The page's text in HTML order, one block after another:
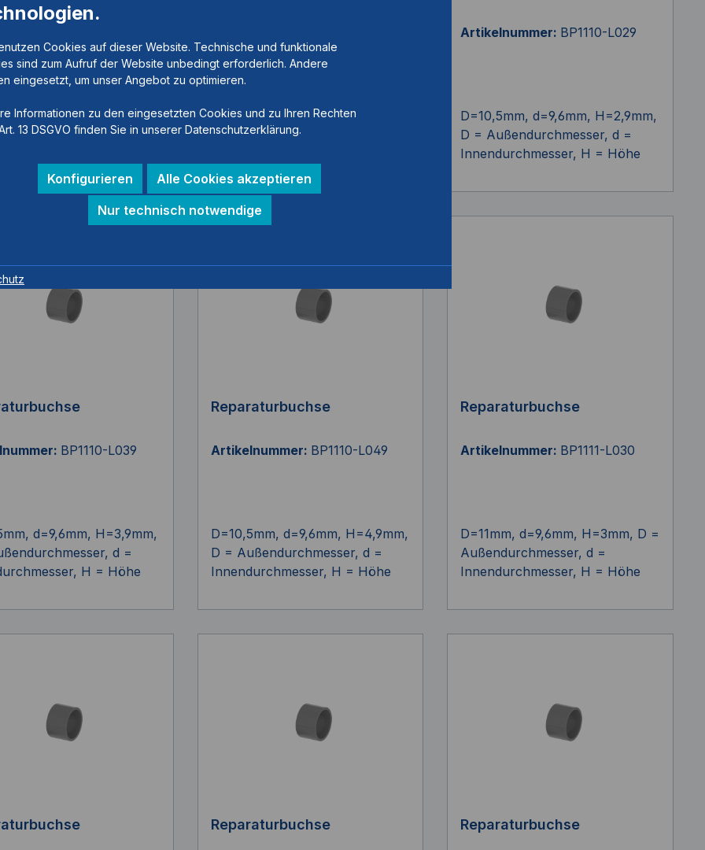
d=9,6mm, H=1,9mm,
d =
D=10,5mm, d=9,6mm, H=2mm,
D = Außendurchmesser, d =
Artikelnummer: BP1110-L029
D=10,5mm, d=9,6mm, H=2,9mm,
D = Außendurchmesser, d =
Innendurchmesser, H = Höhe
BP1110-L039
d=9,6mm, H=3,9mm,
d =
H = Höhe
Reparaturbuchse
Artikelnummer: BP1110-L049
D=10,5mm, d=9,6mm, H=4,9mm,
D = Außendurchmesser, d =
Innendurchmesser, H = Höhe
Reparaturbuchse
Artikelnummer: BP1111-L030
D=11mm, d=9,6mm, H=3mm, D =
Außendurchmesser, d =
Innendurchmesser, H = Höhe
Reparaturbuchse Reparaturbuchse
Cookies auf dieser Website. Technische und funktionale
sind zum Aufruf der Website unbedingt erforderlich. Andere
eingesetzt, um unser Angebot zu optimieren.
Informationen zu den eingesetzten Cookies und zu Ihren Rechten
13 DSGVO finden Sie in unserer Datenschutzerklärung.
Konfigurieren
Alle Cookies akzeptieren
Nur technisch notwendige